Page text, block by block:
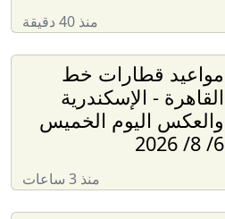
منذ 40 دقيقة
مواعيد قطارات خط
القاهرة - الإسكندرية
والعكس اليوم الخميس
6/ 8/ 2026
منذ 3 ساعات